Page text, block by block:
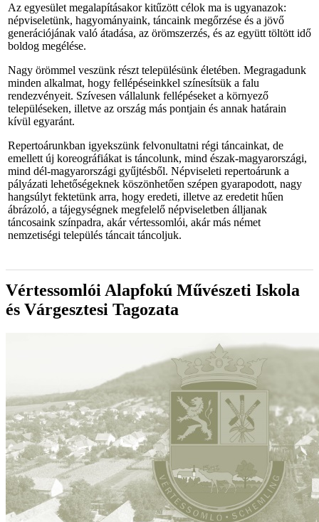
Az egyesület megalapításakor kitűzött célok ma is ugyanazok:
népviseletünk, hagyományaink, táncaink megőrzése és a jövő
generációjának való átadása, az örömszerzés, és az együtt töltött idő
boldog megélése.
Nagy örömmel veszünk részt településünk életében. Megragadunk
minden alkalmat, hogy fellépéseinkkel színesítsük a falu
rendezvényeit. Szívesen vállalunk fellépéseket a környező
településeken, illetve az ország más pontjain és annak határain
kívül egyaránt.
Repertoárunkban igyekszünk felvonultatni régi táncainkat, de
emellett új koreográfiákat is táncolunk, mind észak-magyarországi,
mind dél-magyarországi gyűjtésből. Népviseleti repertoárunk a
pályázati lehetőségeknek köszönhetően szépen gyarapodott, nagy
hangsúlyt fektetünk arra, hogy eredeti, illetve az eredetit hűen
ábrázoló, a tájegységnek megfelelő népviseletben álljanak
táncosaink színpadra, akár vértessomlói, akár más német
nemzetiségi település táncait táncoljuk.
Vértessomlói Alapfokú Művészeti Iskola
és Várgesztesi Tagozata